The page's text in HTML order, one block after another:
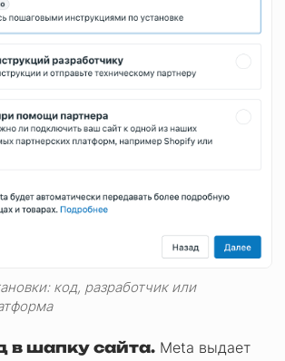
код, разработчик или
в шапку сайта. Meta выдает